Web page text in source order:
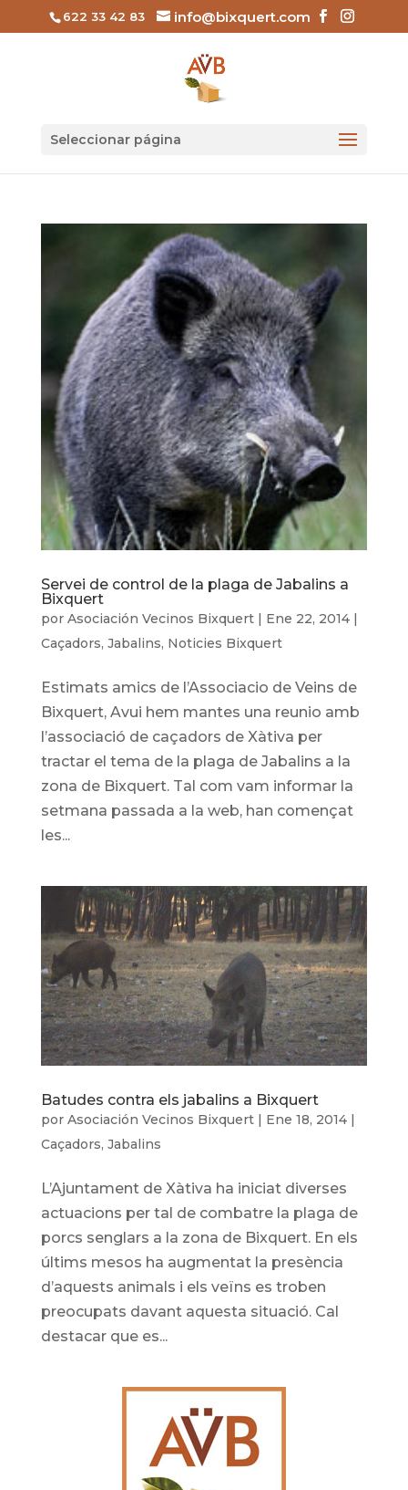
622 33 42 83 info@bixquert.com
Seleccionar página
Servei de control de la plaga de Jabalins a
Bixquert
por Asociación Vecinos Bixquert| Ene 22, 2014|
Caçadors, Jabalins, Noticies Bixquert
Estimats amics de l’Associacio de Veins de
Bixquert, Avui hem mantes una reunio amb
l’associació de caçadors de Xàtiva per
tractar el tema de la plaga de Jabalins a la
zona de Bixquert. Tal com vam informar la
setmana passada a la web, han començat
les...
Batudes contra els jabalins a Bixquert
por Asociación Vecinos Bixquert| Ene 18, 2014|
Caçadors, Jabalins
L’Ajuntament de Xàtiva ha iniciat diverses
actuacions per tal de combatre la plaga de
porcs senglars a la zona de Bixquert. En els
últims mesos ha augmentat la presència
d’aquests animals i els veïns es troben
preocupats davant aquesta situació. Cal
destacar que es...